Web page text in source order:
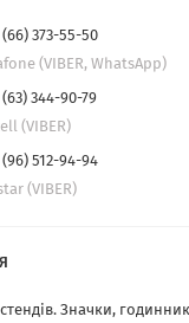
(66) 373-55-50
(VIBER, WhatsApp)
(63) 344-90-79
(VIBER)
(96) 512-94-94
(VIBER)
стендів. Значки,